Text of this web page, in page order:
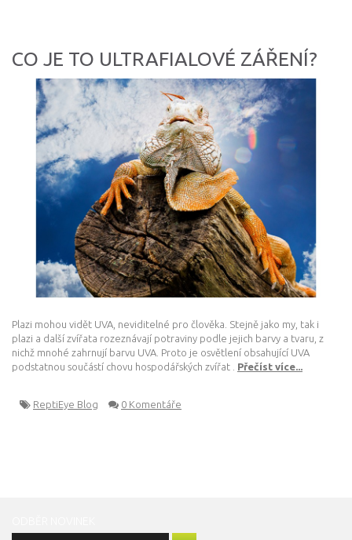
CO JE TO ULTRAFIALOVÉ ZÁŘENÍ?
Plazi mohou vidět UVA, neviditelné pro člověka. Stejně jako my, tak i
plazi a další zvířata rozeznávají potraviny podle jejich barvy a tvaru, z
nichž mnohé zahrnují barvu UVA. Proto je osvětlení obsahující UVA
podstatnou součástí chovu hospodářských zvířat . Přečíst více...
ReptiEye Blog 0 Komentáře